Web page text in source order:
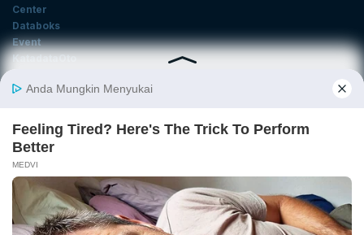
Center
Databoks
Event
KatadataOto
Email
Daftar